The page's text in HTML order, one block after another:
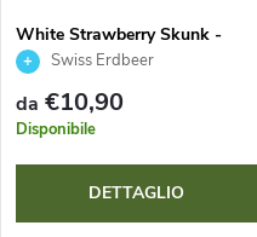
White Strawberry Skunk -
Green House Seed
Swiss Erdbeer
da €10,90
Disponibile
DETTAGLIO